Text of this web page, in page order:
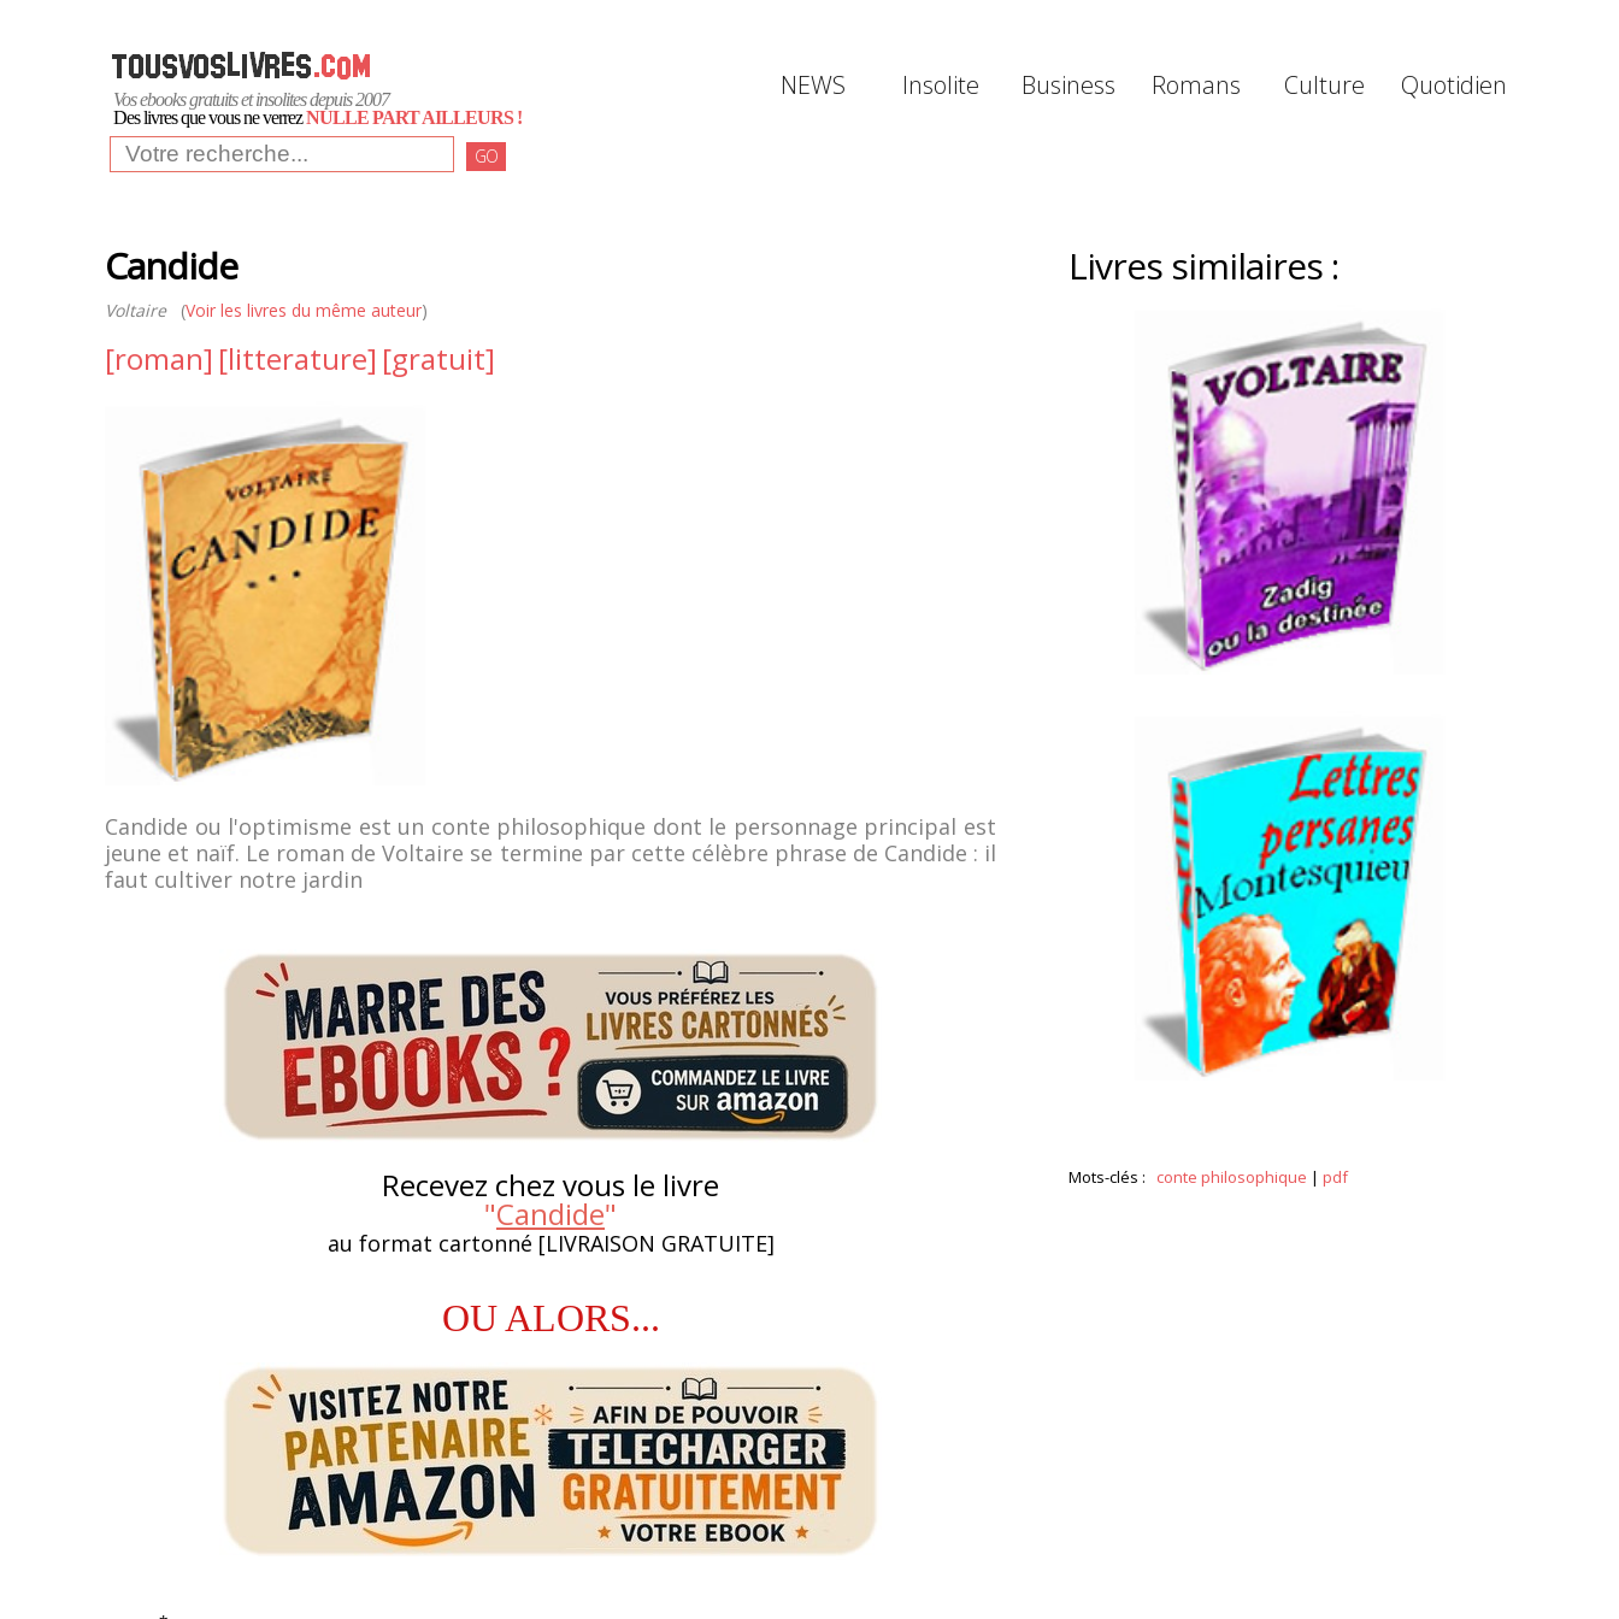
Vos ebooks gratuits et insolites depuis 2007
Des livres que vous ne verrezNULLE PART AILLEURS !
GO
NEWS Insolite Business Romans Culture Quotidien
Candide
Voltaire(Voir les livres du même auteur)
[roman] [litterature] [gratuit]
Candide ou l'optimisme est un conte philosophique dont le personnage principal est
jeune et naïf. Le roman de Voltaire se termine par cette célèbre phrase de Candide : il
faut cultiver notre jardin
Recevez chez vous le livre
"Candide"
au format cartonné [LIVRAISON GRATUITE]
OU ALORS...
Livres similaires :
Mots-clés : conte philosophique | pdf